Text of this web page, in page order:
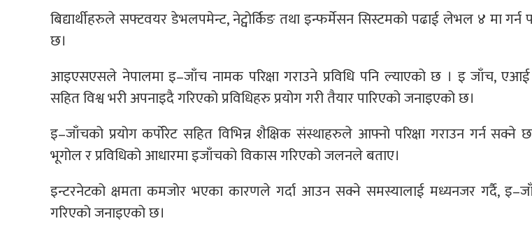
बिद्यार्थीहरुले सफ्टवयर डेभलपमेन्ट, नेट्वोर्किङ तथा इन्फर्मेसन सिस्टमको पढाई लेभल ४ मा गर्न
छ।
आइएसएसले नेपालमा इ–जाँच नामक परिक्षा गराउने प्रविधि पनि ल्याएको छ । इ जाँच, एआई
सहित विश्व भरी अपनाइदै गरिएको प्रविधिहरु प्रयोग गरी तैयार पारिएको जनाइएको छ।
इ–जाँचको प्रयोग कर्पोरेट सहित विभिन्न शैक्षिक संस्थाहरुले आफ्नो परिक्षा गराउन गर्न सक्ने
भूगोल र प्रविधिको आधारमा इजाँचको विकास गरिएको जलनले बताए।
इन्टरनेटको क्षमता कमजोर भएका कारणले गर्दा आउन सक्ने समस्यालाई मध्यनजर गर्दै,
गरिएको जनाइएको छ।